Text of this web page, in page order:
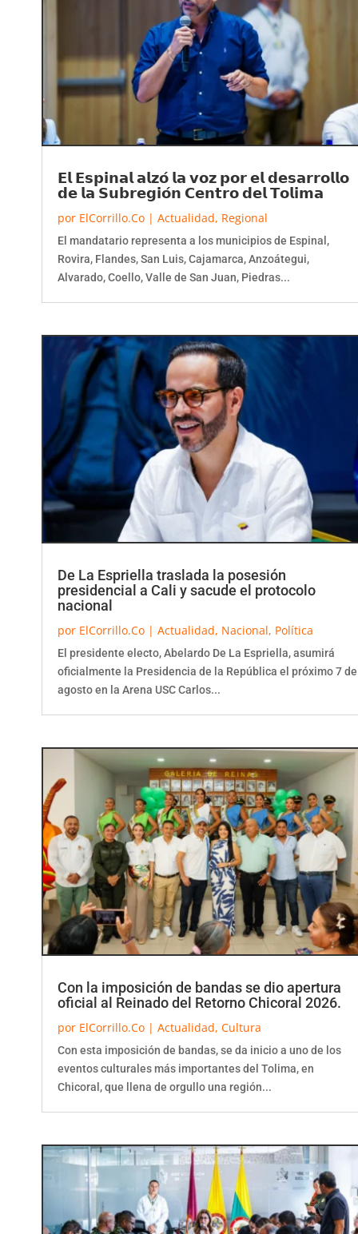
𝗘𝗹 𝗘𝘀𝗽𝗶𝗻𝗮𝗹 𝗮𝗹𝘇𝗼́ 𝗹𝗮 𝘃𝗼𝘇 𝗽𝗼𝗿 𝗲𝗹 𝗱𝗲𝘀𝗮𝗿𝗿𝗼𝗹𝗹𝗼
𝗱𝗲 𝗹𝗮 𝗦𝘂𝗯𝗿𝗲𝗴𝗶𝗼́𝗻 𝗖𝗲𝗻𝘁𝗿𝗼 𝗱𝗲𝗹 𝗧𝗼𝗹𝗶𝗺𝗮
por ElCorrillo.Co | Actualidad, Regional
El mandatario representa a los municipios de Espinal,
Rovira, Flandes, San Luis, Cajamarca, Anzoátegui,
Alvarado, Coello, Valle de San Juan, Piedras...
De La Espriella traslada la posesión
presidencial a Cali y sacude el protocolo
nacional
por ElCorrillo.Co | Actualidad, Nacional, Política
El presidente electo, Abelardo De La Espriella, asumirá
oficialmente la Presidencia de la República el próximo 7 de
agosto en la Arena USC Carlos...
Con la imposición de bandas se dio apertura
oficial al Reinado del Retorno Chicoral 2026.
por ElCorrillo.Co | Actualidad, Cultura
Con esta imposición de bandas, se da inicio a uno de los
eventos culturales más importantes del Tolima, en
Chicoral, que llena de orgullo una región...